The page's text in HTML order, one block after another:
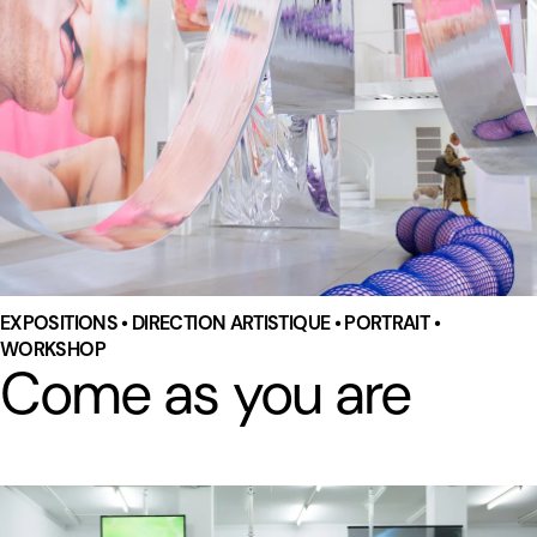
EXPOSITIONS • DIRECTION ARTISTIQUE • PORTRAIT •
WORKSHOP
Come as you are